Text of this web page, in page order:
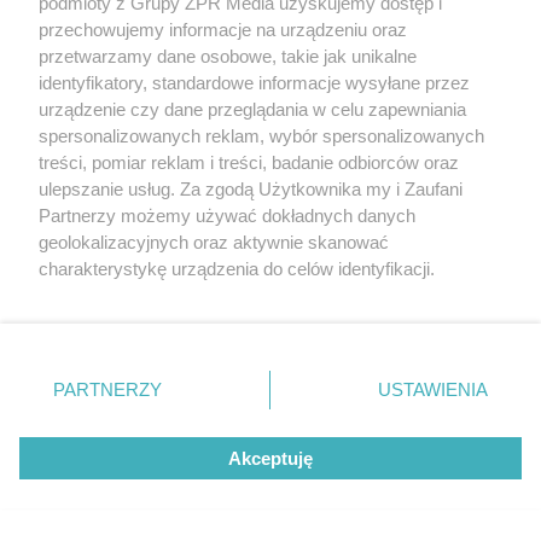
Legia Warszawa broni napastnika.
Kiedy przełamie się Mileta Rajović?
Igor Drapiński opuszcza Piast
Gliwice. Czy to nowy rekord
przechowujemy informacje na urządzeniu oraz
przetwarzamy dane osobowe, takie jak unikalne
identyfikatory, standardowe informacje wysyłane przez
urządzenie czy dane przeglądania w celu zapewniania
spersonalizowanych reklam, wybór spersonalizowanych
treści, pomiar reklam i treści, badanie odbiorców oraz
ulepszanie usług. Za zgodą Użytkownika my i Zaufani
Partnerzy możemy używać dokładnych danych
geolokalizacyjnych oraz aktywnie skanować
charakterystykę urządzenia do celów identyfikacji.
zmienić/wycofać klikając przycisk ustawień prywatności
znajdujący się w lewym dolnym rogu strony
rodzaje przetwarzania danych nie wymagają zgody
użytkownika, ale masz prawo sprzeciwić się takiemu
przetwarzaniu. Preferencje będą miały zastosowanie tylko
PARTNERZY USTAWIENIA
Akceptuję